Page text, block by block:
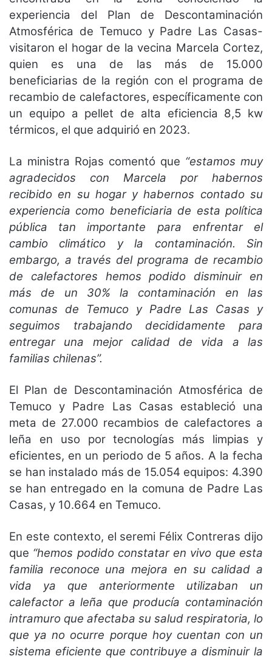
experiencia del Plan de Descontaminación
Atmosférica de Temuco y Padre Las Casas-
visitaron el hogar de la vecina Marcela Cortez,
quien es una de las más de 15.000
beneficiarias de la región con el programa de
recambio de calefactores, específicamente con
un equipo a pellet de alta eficiencia 8,5 kw
térmicos, el que adquirió en 2023.
La ministra Rojas comentó que “estamos muy
agradecidos con Marcela por habernos
recibido en su hogar y habernos contado su
experiencia como beneficiaria de esta política
pública tan importante para enfrentar el
cambio climático y la contaminación. Sin
embargo, a través del programa de recambio
de calefactores hemos podido disminuir en
más de un 30% la contaminación en las
comunas de Temuco y Padre Las Casas y
seguimos trabajando decididamente para
entregar una mejor calidad de vida a las
familias chilenas”.
El Plan de Descontaminación Atmosférica de
Temuco y Padre Las Casas estableció una
meta de 27.000 recambios de calefactores a
leña en uso por tecnologías más limpias y
eficientes, en un periodo de 5 años. A la fecha
se han instalado más de 15.054 equipos: 4.390
se han entregado en la comuna de Padre Las
Casas, y 10.664 en Temuco.
En este contexto, el seremi Félix Contreras dijo
que “hemos podido constatar en vivo que esta
familia reconoce una mejora en su calidad a
vida ya que anteriormente utilizaban un
calefactor a leña que producía contaminación
intramuro que afectaba su salud respiratoria, lo
que ya no ocurre porque hoy cuentan con un
sistema eficiente que contribuye a disminuir la